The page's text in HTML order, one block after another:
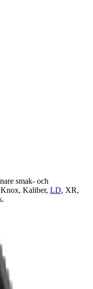
smak- och
Kaliber, LD, XR,